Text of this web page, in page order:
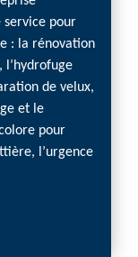
service pour
: la rénovation
de velux,
et le
pour
l’urgence